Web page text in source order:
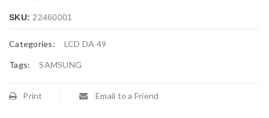
SKU: 22460001
Categories: LCD DA 49
Tags: SAMSUNG
Print Email to a Friend